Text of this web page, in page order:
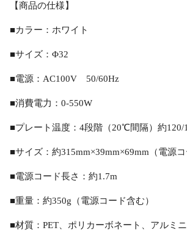
【商品の仕様】
■カラー：ホワイト
■サイズ：Φ32
■電源：AC100V 50/60Hz
■消費電力：0-550W
■プレート温度：4段階（20℃間隔）約120/
■サイズ：約315mm×39mm×69mm（電源コ
■電源コード長さ：約1.7m
■重量：約350g（電源コード含む）
■材質：PET、ポリカーボネート、アルミ